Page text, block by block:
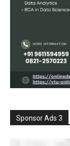
Sponsor Ads 3